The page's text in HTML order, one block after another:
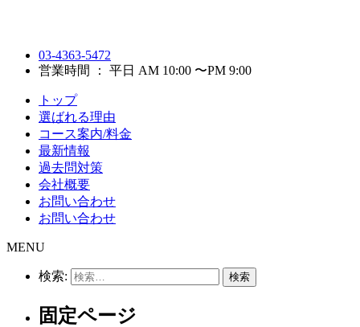
03-4363-5472
営業時間 ： 平日 AM 10:00 〜PM 9:00
トップ
選ばれる理由
コース案内/料金
最新情報
過去問対策
会社概要
お問い合わせ
お問い合わせ
MENU
検索:
固定ページ